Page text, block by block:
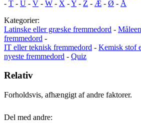
- T - U - V - W - X -Y - Z - Æ - Ø - Å
Kategorier:
Latinske eller græske fremmedord -
fremmedord -
IT eller teknisk fremmedord - Kemisk stof
nyeste fremmedord - Quiz
Relativ
Forholdsvis, afhængigt af andre faktorer.
Del med andre: